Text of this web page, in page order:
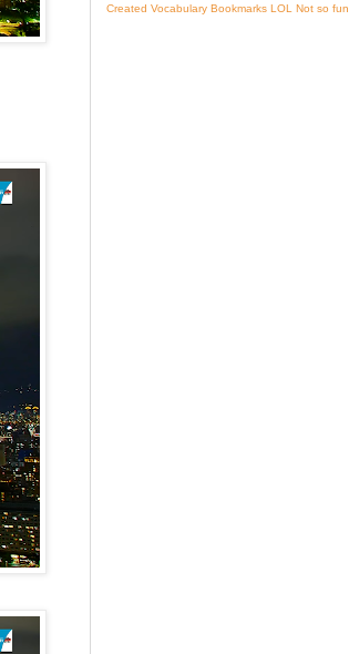
Created Vocabulary Bookmarks LOL Not so fun